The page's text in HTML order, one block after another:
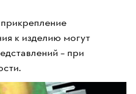
к изделию могут
– при